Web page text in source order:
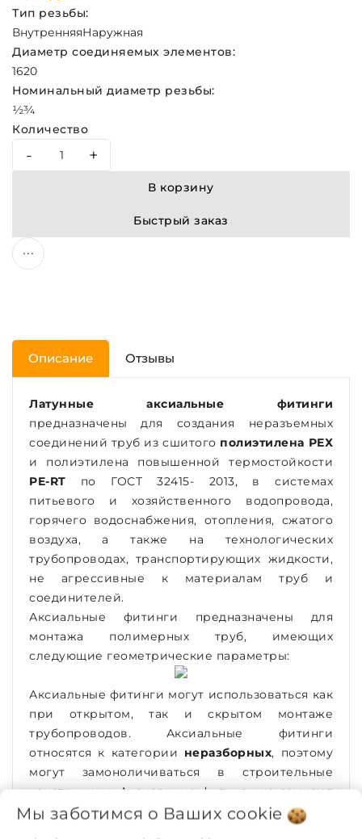
Тип резьбы:
ВнутренняяНаружная
Диаметр соединяемых элементов:
1620
Номинальный диаметр резьбы:
½¾
Количество
- +
В корзину
Быстрый заказ
Описание Отзывы
Латунные аксиальные фитинги
предназначены для создания неразъемных
соединений труб из сшитого полиэтилена РЕХ
и полиэтилена повышенной термостойкости
PE-RT по ГОСТ 32415- 2013, в системах
питьевого и хозяйственного водопровода,
горячего водоснабжения, отопления, сжатого
воздуха, а также на технологических
трубопроводах, транспортирующих жидкости,
не агрессивные к материалам труб и
соединителей.
Аксиальные фитинги предназначены для
монтажа полимерных труб, имеющих
следующие геометрические параметры:
Аксиальные фитинги могут использоваться как
при открытом, так и скрытом монтаже
трубопроводов. Аксиальные фитинги
относятся к категории неразборных, поэтому
могут замоноличиваться в строительные
конструкции. Аксиальные фитинги не заужают
диаметр присоединяемых трубопроводов за
счет расширения трубных концов перед
Мы заботимся о Ваших cookie